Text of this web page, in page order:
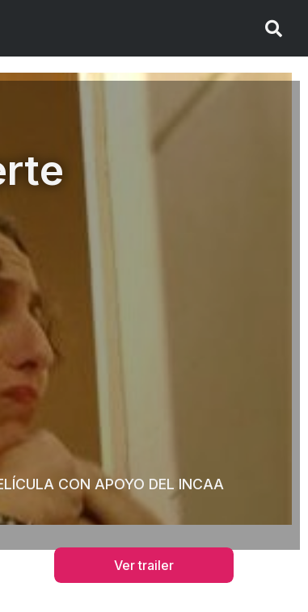
CON APOYO DEL INCAA
Ver trailer